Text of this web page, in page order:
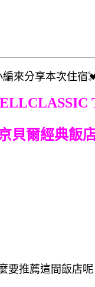
編來分享本次住宿
貝爾經典飯
要推薦這間飯店呢